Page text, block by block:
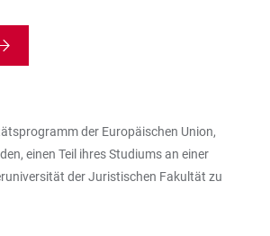
der Europäischen Union,
einen Teil ihres Studiums an einer
der Juristischen Fakultät zu